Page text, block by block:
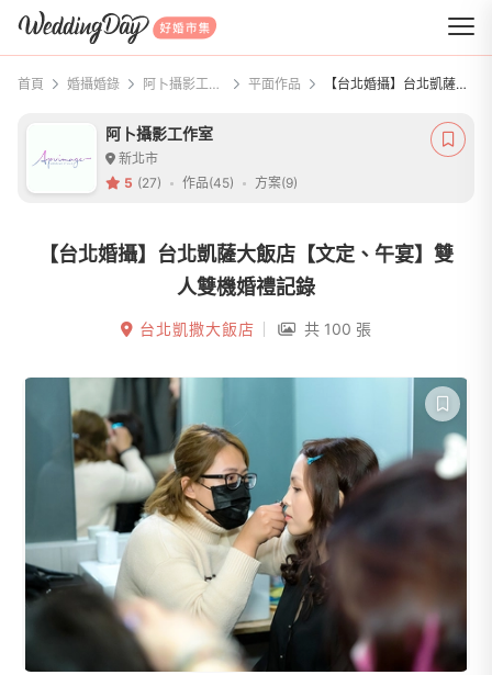
WeddingDay 好婚市集
首頁 婚攝婚錄 阿卜攝影工作室 平面作品 【台北婚攝】台北凱薩大飯店【文定、午宴】雙人雙機婚禮記錄
阿卜攝影工作室
新北市
5 (27) 作品(45) 方案(9)
【台北婚攝】台北凱薩大飯店【文定、午宴】雙
人雙機婚禮記錄
台北凱撒大飯店 共 100 張